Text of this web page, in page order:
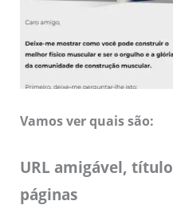
Vamos ver quais são:
URL amigável,
páginas